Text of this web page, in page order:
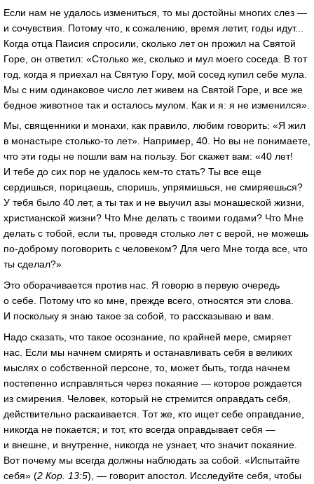
Если нам не удалось измениться, то мы достойны многих слез —
и сочувствия. Потому что, к сожалению, время летит, годы идут...
Когда отца Паисия спросили, сколько лет он прожил на Святой
Горе, он ответил: «Столько же, сколько и мул моего соседа. В тот
год, когда я приехал на Святую Гору, мой сосед купил себе мула.
Мы с ним одинаковое число лет живем на Святой Горе, и все же
бедное животное так и осталось мулом. Как и я: я не изменился».
Мы, священники и монахи, как правило, любим говорить: «Я жил
в монастыре столько-то лет». Например, 40. Но вы не понимаете,
что эти годы не пошли вам на пользу. Бог скажет вам: «40 лет!
И тебе до сих пор не удалось кем-то стать? Ты все еще
сердишься, порицаешь, споришь, упрямишься, не смиряешься?
У тебя было 40 лет, а ты так и не выучил азы монашеской жизни,
христианской жизни? Что Мне делать с твоими годами? Что Мне
делать с тобой, если ты, проведя столько лет с верой, не можешь
по-доброму поговорить с человеком? Для чего Мне тогда все, что
ты сделал?»
Это оборачивается против нас. Я говорю в первую очередь
о себе. Потому что ко мне, прежде всего, относятся эти слова.
И поскольку я знаю такое за собой, то рассказываю и вам.
Надо сказать, что такое осознание, по крайней мере, смиряет
нас. Если мы начнем смирять и останавливать себя в великих
мыслях о собственной персоне, то, может быть, тогда начнем
постепенно исправляться через покаяние — которое рождается
из смирения. Человек, который не стремится оправдать себя,
действительно раскаивается. Тот же, кто ищет себе оправдание,
никогда не покается; и тот, кто всегда оправдывает себя —
и внешне, и внутренне, никогда не узнает, что значит покаяние.
Вот почему мы всегда должны наблюдать за собой. «Испытайте
себя» (2 Кор. 13:5), — говорит апостол. Исследуйте себя, чтобы